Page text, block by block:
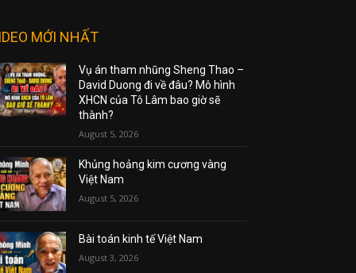
MỚI NHẤT
Vụ án tham nhũng Sheng Thao –
David Duong đi về đâu? Mô hình
XHCN của Tô Lâm bao giờ sẽ
thành?
August 5, 2026
Khủng hoảng kim cương vàng
Việt Nam
August 5, 2026
Bài toán kinh tế Việt Nam
August 3, 2026